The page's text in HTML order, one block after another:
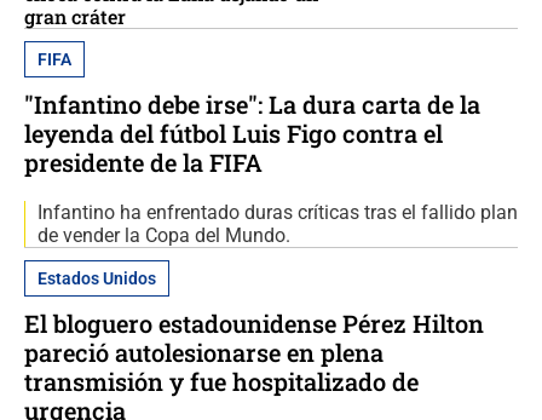
gran cráter
FIFA
"Infantino debe irse": La dura carta de la
leyenda del fútbol Luis Figo contra el
presidente de la FIFA
Infantino ha enfrentado duras críticas tras el fallido plan
de vender la Copa del Mundo.
Estados Unidos
El bloguero estadounidense Pérez Hilton
pareció autolesionarse en plena
transmisión y fue hospitalizado de
urgencia